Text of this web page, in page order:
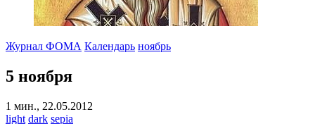
Журнал ФОМА Календарь ноябрь
5 ноября
1 мин., 22.05.2012
light dark sepia